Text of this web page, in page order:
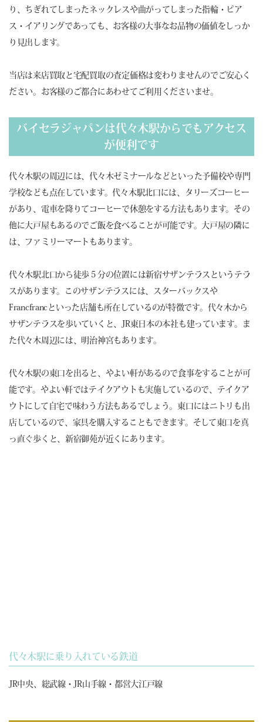
り、ちぎれてしまったネックレスや曲がってしまった指輪・ピア
ス・イアリングであっても、お客様の大事なお品物の価値をしっか
り見出します。
当店は来店買取と宅配買取の査定価格は変わりませんのでご安心く
ださい。お客様のご都合にあわせてご利用くださいませ。
バイセラジャパンは代々木駅からでもアクセス
が便利です
代々木駅の周辺には、代々木ゼミナールなどといった予備校や専門
学校なども点在しています。代々木駅北口には、タリーズコーヒー
があり、電車を降りてコーヒーで休憩をする方法もあります。その
他に大戸屋もあるのでご飯を食べることが可能です。大戸屋の隣に
は、ファミリーマートもあります。
代々木駅北口から徒歩５分の位置には新宿サザンテラスというテラ
スがあります。このサザンテラスには、スターバックスや
Francfrancといった店舗も所在しているのが特徴です。代々木から
サザンテラスを歩いていくと、JR東日本の本社も建っています。ま
た代々木周辺には、明治神宮もあります。
代々木駅の東口を出ると、やよい軒があるので食事をすることが可
能です。やよい軒ではテイクアウトも実施しているので、テイクア
ウトにして自宅で味わう方法もあるでしょう。東口にはニトリも出
店しているので、家具を購入することもできます。そして東口を真
っ直ぐ歩くと、新宿御苑が近くにあります。
代々木駅に乗り入れている鉄道
JR中央、総武線・JR山手線・都営大江戸線